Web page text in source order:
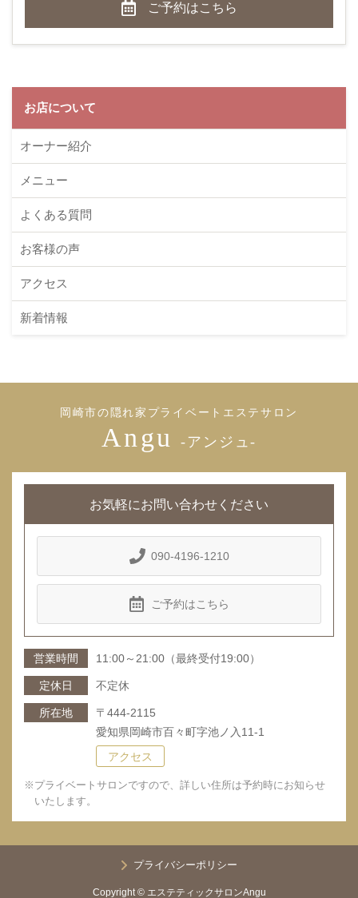
ご予約はこちら
お店について
オーナー紹介
メニュー
よくある質問
お客様の声
アクセス
新着情報
岡崎市の隠れ家プライベートエステサロン
Angu -アンジュ-
お気軽にお問い合わせください
090-4196-1210
ご予約はこちら
営業時間 11:00～21:00（最終受付19:00）
定休日 不定休
所在地
〒444-2115
愛知県岡崎市百々町字池ノ入11‐1
アクセス
※プライベートサロンですので、詳しい住所は予約時にお知らせ
いたします。
プライバシーポリシー
Copyright © エステティックサロンAngu